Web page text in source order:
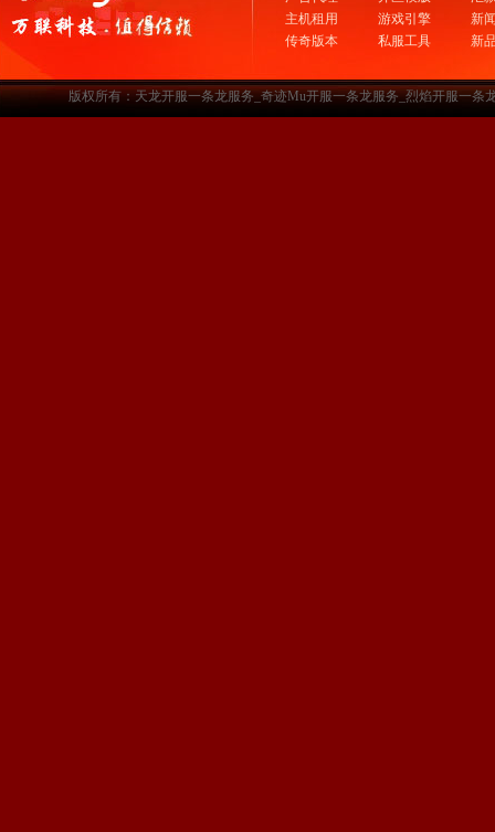
主机租用
传奇版本
游戏引擎
私服工具
新
新
版权所有：天龙开服一条龙服务_奇迹Mu开服一条龙服务_烈焰开服一条